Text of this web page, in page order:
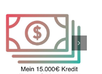
7 Gründe warum
ich über 2.500€ in
NOVO NORDISK
investiert habe